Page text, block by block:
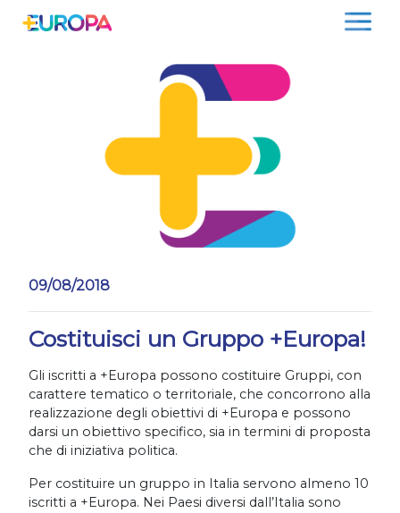
09/08/2018
Costituisci un Gruppo +Europa!
Gli iscritti a +Europa possono costituire Gruppi, con
carattere tematico o territoriale, che concorrono alla
realizzazione degli obiettivi di +Europa e possono
darsi un obiettivo specifico, sia in termini di proposta
che di iniziativa politica.
Per costituire un gruppo in Italia servono almeno 10
iscritti a +Europa. Nei Paesi diversi dall’Italia sono